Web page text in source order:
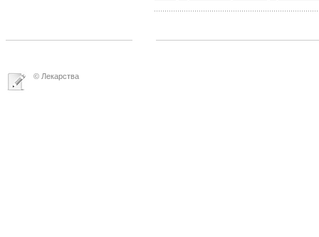
© Лекарства